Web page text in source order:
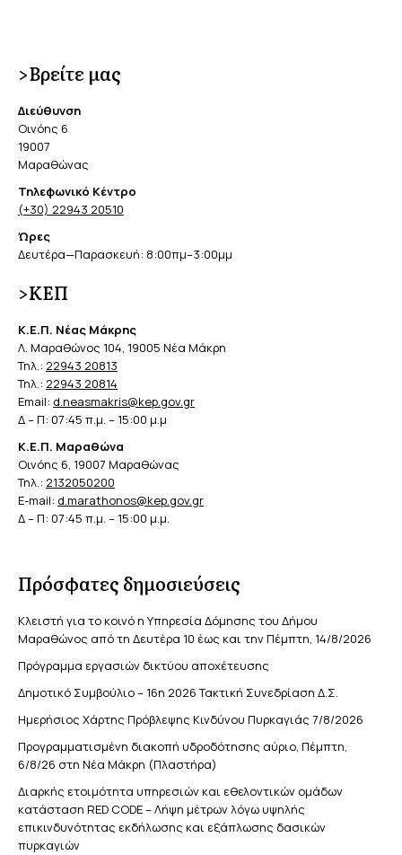
>Βρείτε μας
Διεύθυνση
Οινόης 6
19007
Μαραθώνας
Τηλεφωνικό Κέντρο
(+30) 22943 20510
Ώρες
Δευτέρα—Παρασκευή: 8:00πμ–3:00μμ
>ΚΕΠ
Κ.Ε.Π. Νέας Μάκρης
Λ. Μαραθώνος 104, 19005 Νέα Μάκρη
Τηλ.: 22943 20813
Τηλ.: 22943 20814
Email: d.neasmakris@kep.gov.gr
Δ – Π: 07:45 π.μ. – 15:00 μ.μ
Κ.Ε.Π. Μαραθώνα
Οινόης 6, 19007 Μαραθώνας
Τηλ.: 2132050200
E-mail: d.marathonos@kep.gov.gr
Δ – Π: 07:45 π.μ. – 15:00 μ.μ.
Πρόσφατες δημοσιεύσεις
Κλειστή για το κοινό η Υπηρεσία Δόμησης του Δήμου
Μαραθώνος από τη Δευτέρα 10 έως και την Πέμπτη, 14/8/2026
Πρόγραμμα εργασιών δικτύου αποχέτευσης
Δημοτικό Συμβούλιο – 16η 2026 Τακτική Συνεδρίαση Δ.Σ.
Ημερήσιος Χάρτης Πρόβλεψης Κινδύνου Πυρκαγιάς 7/8/2026
Προγραμματισμένη διακοπή υδροδότησης αύριο, Πέμπτη,
6/8/26 στη Νέα Μάκρη (Πλαστήρα)
Διαρκής ετοιμότητα υπηρεσιών και εθελοντικών ομάδων
κατάσταση RED CODE – Λήψη μέτρων λόγω υψηλής
επικινδυνότητας εκδήλωσης και εξάπλωσης δασικών
πυρκαγιών